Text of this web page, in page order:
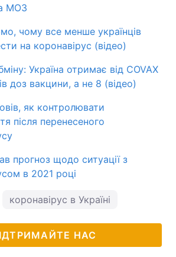
МОЗ
чому все менше українців
на коронавірус (відео)
Україна отримає від COVAX
доз вакцини, а не 8 (відео)
як контролювати
після перенесеного
прогноз щодо ситуації з
в 2021 році
коронавірус в Україні
НАС